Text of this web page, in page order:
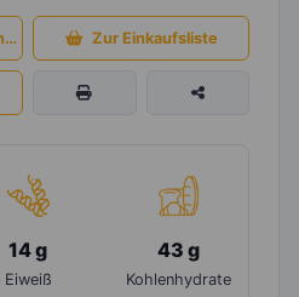
Zur Einkaufsliste
14 g
Eiweiß
43 g
Kohlenhydrate